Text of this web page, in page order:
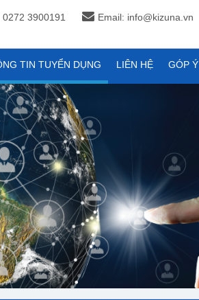
0272 3900191 Email: info@kizuna.vn
TIN TUYỂN DỤNG LIÊN HỆ GÓP Ý